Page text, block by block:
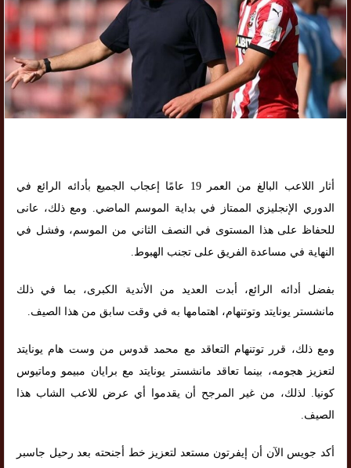
أثار اللاعب البالغ من العمر 19 عامًا إعجاب الجميع بأدائه الرائع في
الدوري الإنجليزي الممتاز في بداية الموسم الماضي. ومع ذلك، عانى
للحفاظ على هذا المستوى في النصف الثاني من الموسم، وفشل في
النهاية في مساعدة الفريق على تجنب الهبوط.
بفضل أدائه الرائع، أبدت العديد من الأندية الكبرى، بما في ذلك
مانشستر يونايتد وتوتنهام، اهتمامها به في وقت سابق من هذا الصيف.
ومع ذلك، قرر توتنهام التعاقد مع محمد قدوس من وست هام يونايتد
لتعزيز هجومه، بينما تعاقد مانشستر يونايتد مع برايان مبيمو وماتيوس
كونيا. لذلك، من غير المرجح أن يقدموا أي عرض للاعب الشاب هذا
الصيف.
أكد جويس الآن أن إيفرتون مستعد لتعزيز خط أجنحته بعد رحيل جاسبر